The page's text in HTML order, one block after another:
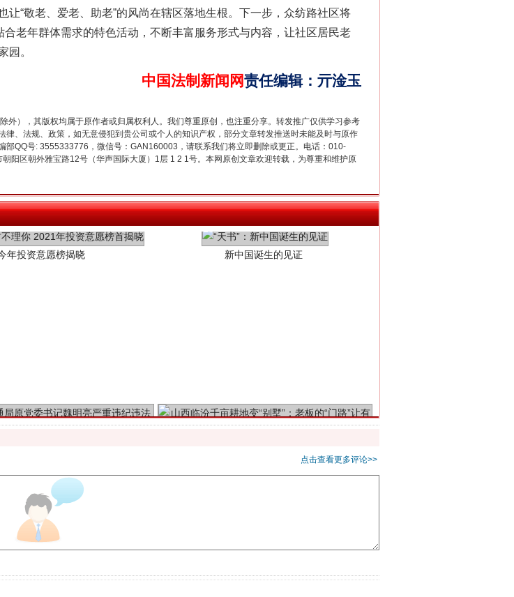
“敬老、爱老、助老”的风尚在辖区落地生根。下一步，众纺路社区将
老年群体需求的特色活动，不断丰富服务形式与内容，让社区居民老
园。
中国法制新闻网责任编辑： 亓淦玉
外），其版权均属于原作者或归属权利人。我们尊重原创，也注重分享。转发推广仅供学习参考
、法规、政策，如无意侵犯到贵公司或个人的知识产权，部分文章转发推送时未能及时与原作
QQ号: 3555333776，微信号：GAN160003，请联系我们将立即删除或更正。电话：010-
阳区朝外雅宝路12号（华声国际大厦）1层 1 2 1号。本网原创文章欢迎转载，为尊重和维护原
年投资意愿榜揭晓 新中国诞生的见证
生物安全法正式实施
点击查看更多评论>>